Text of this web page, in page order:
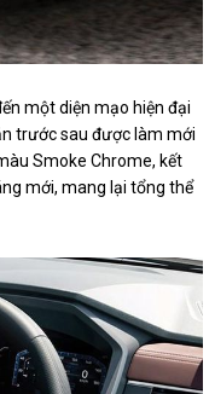
một diện mạo hiện đại
trước sau được làm mới
Smoke Chrome, kết
mới, mang lại tổng thể